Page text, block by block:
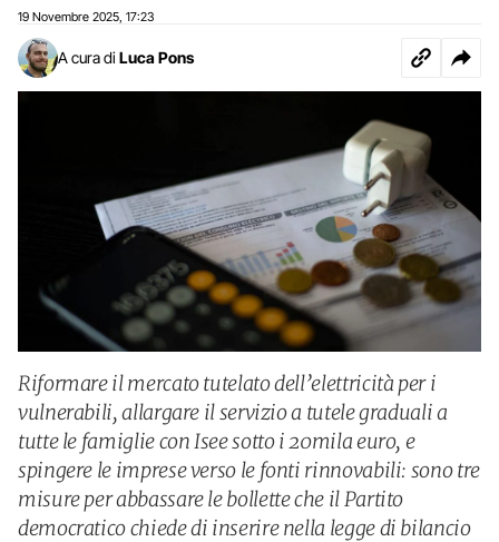
19 Novembre 2025 17:23
A cura di Luca Pons
Riformare il mercato tutelato dell’elettricità per i
vulnerabili, allargare il servizio a tutele graduali a
tutte le famiglie con Isee sotto i 20mila euro, e
spingere le imprese verso le fonti rinnovabili: sono tre
misure per abbassare le bollette che il Partito
democratico chiede di inserire nella legge di bilancio